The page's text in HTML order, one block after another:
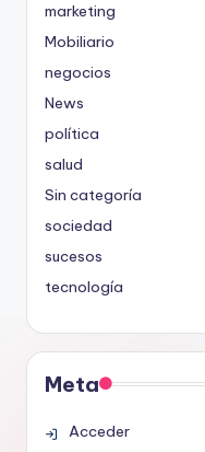
marketing
Mobiliario
negocios
News
política
salud
Sin categoría
sociedad
sucesos
tecnología
Meta
Acceder